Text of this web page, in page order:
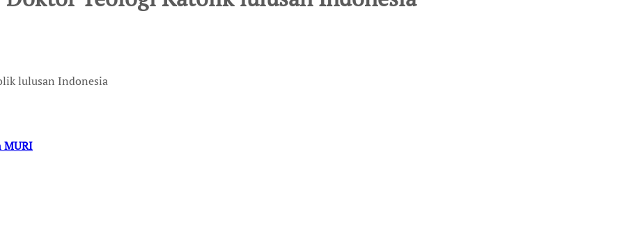
lulusan Indonesia
MURI